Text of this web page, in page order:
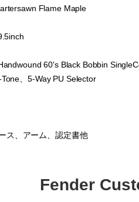
Flame Maple
60's Black Bobbin
、5-Way PU Selector
ス、アーム、認定書他
Fender